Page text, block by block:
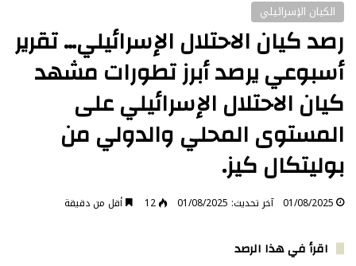
الكيان الإسرائيلي
رصد كيان الاحتلال الإسرائيلي… تقرير
أسبوعي يرصد أبرز تطورات مشهد
كيان الاحتلال الإسرائيلي على
المستوى المحلي والدولي من
بوليتكال كيز.
01/08/2025 آخر تحديث: 01/08/2025 12 أقل من دقيقة
اقرأ في هذا الرصد